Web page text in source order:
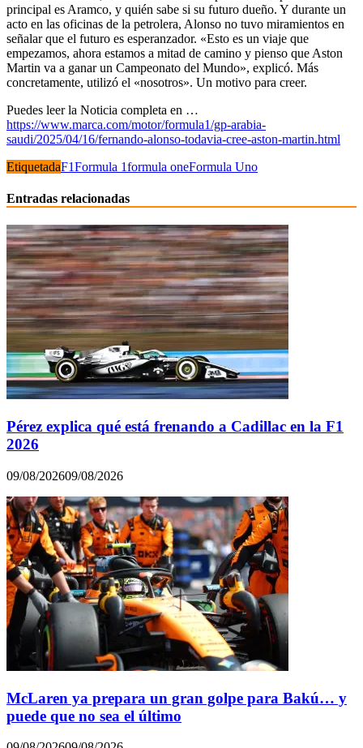
principal es Aramco, y quién sabe si su futuro dueño. Y durante un
acto en las oficinas de la petrolera, Alonso no tuvo miramientos en
señalar que el futuro es esperanzador. «Esto es un viaje que
empezamos, ahora estamos a mitad de camino y pienso que Aston
Martin va a ganar un Campeonato del Mundo», explicó. Más
concretamente, utilizó el «nosotros». Un motivo para creer.
Puedes leer la Noticia completa en …
https://www.marca.com/motor/formula1/gp-arabia-
saudi/2025/04/16/fernando-alonso-todavia-cree-aston-martin.html
EtiquetadaF1Formula 1formula oneFormula Uno
Entradas relacionadas
Pérez explica qué está frenando a Cadillac en la F1
2026
09/08/202609/08/2026
McLaren ya prepara un gran golpe para Bakú… y
puede que no sea el último